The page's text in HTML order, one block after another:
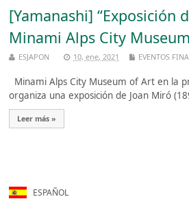
[Yamanashi] “Exposición
Minami Alps City
ESJAPON 10, ene, 2021 EVENTOS
Minami Alps City Museum of Art en la
organiza una exposición de Joan Miró
Leer más »
ESPAÑOL